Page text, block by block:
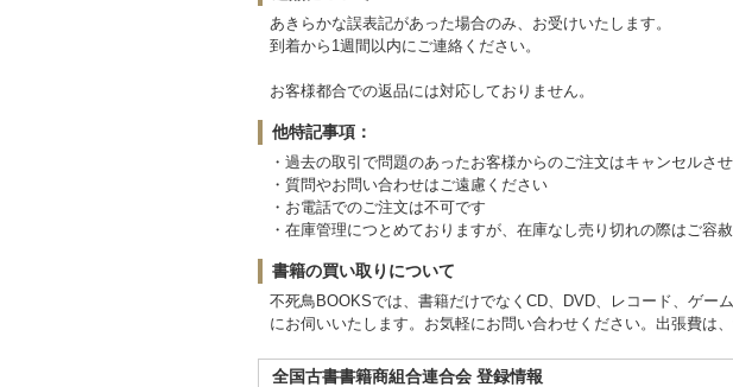
あきらかな誤表記があった場合のみ、お受けいたします。
到着から1週間以内にご連絡ください。
お客様都合での返品には対応しておりません。
他特記事項：
・過去の取引で問題のあったお客様からのご注文はキャンセルさ
・質問やお問い合わせはご遠慮ください
・お電話でのご注文は不可です
・在庫管理につとめておりますが、在庫なし売り切れの際はご容
書籍の買い取りについて
不死鳥BOOKSでは、書籍だけでなくCD、DVD、レコード、ゲー
にお伺いいたします。お気軽にお問い合わせください。出張費は、
全国古書書籍商組合連合会 登録情報